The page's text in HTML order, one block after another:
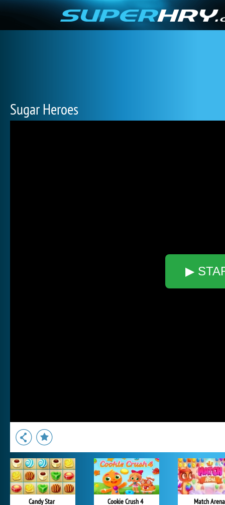
Sugar Heroes
▶
Candy Star Cookie Crush 4 Match Arena